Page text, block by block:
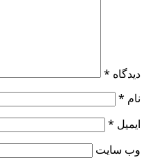
دیدگاه *
نام *
ایمیل *
وب‌ سایت